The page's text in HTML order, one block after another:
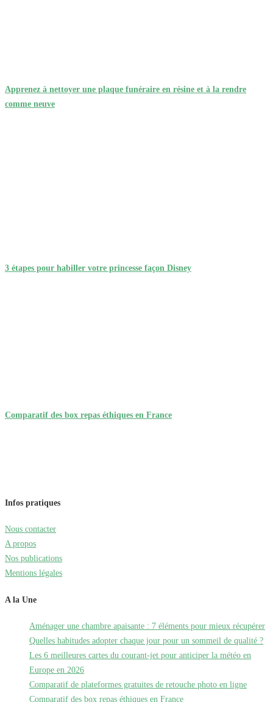
Apprenez à nettoyer une plaque funéraire en résine et à la rendre
comme neuve
3 étapes pour habiller votre princesse façon Disney
Comparatif des box repas éthiques en France
Infos pratiques
Nous contacter
A propos
Nos publications
Mentions légales
A la Une
Aménager une chambre apaisante : 7 éléments pour mieux récupérer
Quelles habitudes adopter chaque jour pour un sommeil de qualité ?
Les 6 meilleures cartes du courant-jet pour anticiper la météo en
Europe en 2026
Comparatif de plateformes gratuites de retouche photo en ligne
Comparatif des box repas éthiques en France